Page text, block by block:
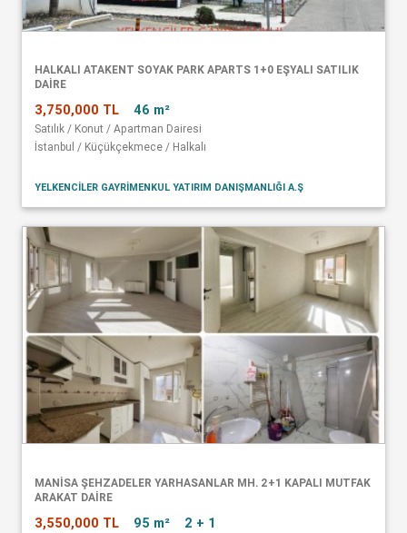
HALKALI ATAKENT SOYAK PARK APARTS 1+0 EŞYALI SATILIK
DAİRE
3,750,000 TL 46 m²
Satılık / Konut / Apartman Dairesi
İstanbul / Küçükçekmece / Halkalı
YELKENCİLER GAYRİMENKUL YATIRIM DANIŞMANLIĞI A.Ş
MANISA ŞEHZADELER YARHASANLAR MH. 2+1 KAPALI MUTFAK
ARAKAT DAIRE
3,550,000 TL 95 m² 2 + 1